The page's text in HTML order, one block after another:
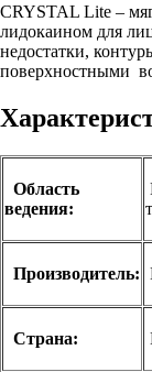
CRYSTAL Litе –
лидокаином для
недостатки,
поверхностными
Область
ведения:
Производитель:
Страна: